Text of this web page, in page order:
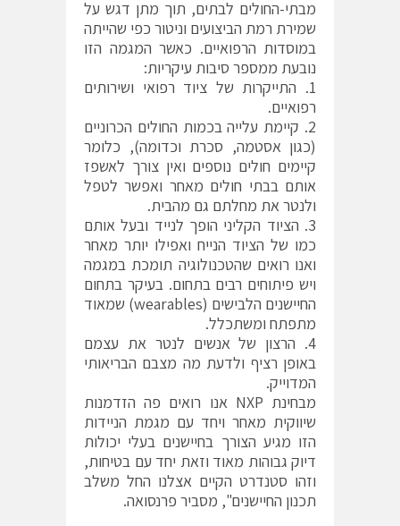
מבתי-החולים לבתים, תוך מתן דגש על
שמירת רמת הביצועים וניטור כפי שהייתה
במוסדות הרפואיים. כאשר המגמה הזו
נובעת ממספר סיבות עיקריות:
1. התייקרות של ציוד רפואי ושירותים
רפואיים.
2. קיימת עלייה בכמות החולים הכרוניים
(כגון אסטמה, סכרת וכדומה), כלומר
קיימים חולים נוספים ואין צורך לאשפז
אותם בבתי חולים מאחר ואפשר לטפל
ולנטר את מחלתם גם מהבית.
3. הציוד הקליני הופך לנייד ובעל אותם
כמו של הציוד הנייח ואפילו יותר מאחר
ואנו רואים שהטכנולוגיה תומכת במגמה
ויש פיתוחים רבים בתחום. בעיקר בתחום
החיישנים הלבישים (wearables) שמאוד
מתפתח ומשתכלל.
4. הרצון של אנשים לנטר את עצמם
באופן רציף ולדעת מה מצבם הבריאותי
המדוייק.
מבחינת NXP אנו רואים פה הזדמנות
שיווקית מאחר ויחד עם מגמת הניידות
הזו מגיע הצורך בחיישנים בעלי יכולות
דיוק גבוהות מאוד וזאת יחד עם בטיחות,
וזהו סטנדרט הקיים אצלנו החל משלב
תכנון החיישנים", מסביר פרנסואה.